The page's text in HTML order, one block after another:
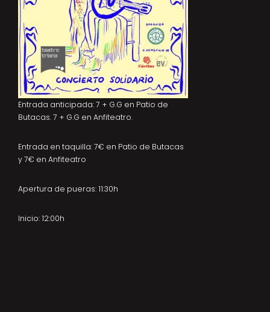
Entrada anticipada: 7 + G.G en Patio de
Butacas. 7 + G.G en Anfiteatro.
Entrada en taquilla: 7€ en Patio de Butacas
y 7€ en Anfiteatro
Apertura de pueras: 11:30h
Inicio: 12:00h